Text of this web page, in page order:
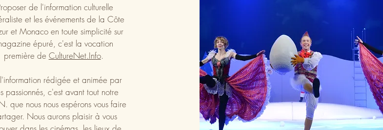
de l'information culturelle
et les événements de la Côte
et Monaco en toute simplicité sur
épuré, c'est la vocation
première de CultureNet.Info.
rédigée et animée par
passionnés, c'est avant tout notre
que nous nous espérons vous faire
Nous aurons plaisir à vous